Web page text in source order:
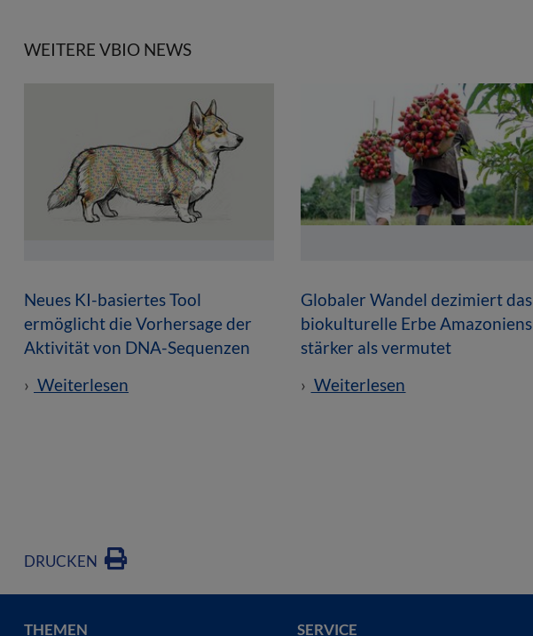
WEITERE VBIO NEWS
Neues KI-basiertes Tool
ermöglicht die Vorhersage der
Aktivität von DNA-Sequenzen
Weiterlesen
Globaler Wandel dezimiert das
biokulturelle Erbe Amazoniens
stärker als vermutet
Weiterlesen
DRUCKEN
THEMEN SERVICE